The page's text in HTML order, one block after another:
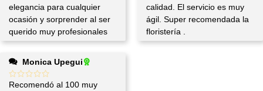
elegancia para cualquier
ocasión y sorprender al ser
querido muy profesionales
calidad. El servicio es muy
ágil. Super recomendada la
floristería .
Monica Upegui
Recomendó al 100 muy